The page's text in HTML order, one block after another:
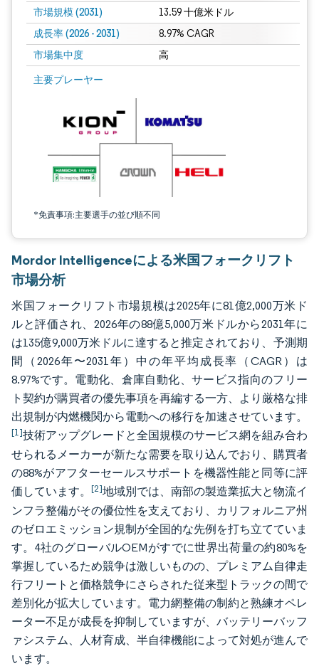
市場規模 (2031) 13.59 十億米ドル
成長率 (2026 - 2031) 8.97% CAGR
市場集中度 高
主要プレーヤー
*免責事項:主要選手の並び順不同
画像 © Mordor Intelligence。再利用にはCC BY 4.0の表示が必要です。
Mordor Intelligenceによる米国フォークリフト
市場分析
米国フォークリフト市場規模は2025年に81億2,000万米ド
ルと評価され、2026年の88億5,000万米ドルから2031年に
は135億9,000万米ドルに達すると推定されており、予測期
間（2026年〜2031年）中の年平均成長率（CAGR）は
8.97%です。電動化、倉庫自動化、サービス指向のフリー
ト契約が購買者の優先事項を再編する一方、より厳格な排
出規制が内燃機関から電動への移行を加速させています。
[1]技術アップグレードと全国規模のサービス網を組み合わ
せられるメーカーが新たな需要を取り込んでおり、購買者
の88%がアフターセールスサポートを機器性能と同等に評
価しています。 [2]地域別では、南部の製造業拡大と物流イ
ンフラ整備がその優位性を支えており、カリフォルニア州
のゼロエミッション規制が全国的な先例を打ち立てていま
す。4社のグローバルOEMがすでに世界出荷量の約80%を
掌握しているため競争は激しいものの、プレミアム自律走
行フリートと価格競争にさらされた従来型トラックの間で
差別化が拡大しています。電力網整備の制約と熟練オペレ
ーター不足が成長を抑制していますが、バッテリーバッフ
ァシステム、人材育成、半自律機能によって対処が進んで
います。